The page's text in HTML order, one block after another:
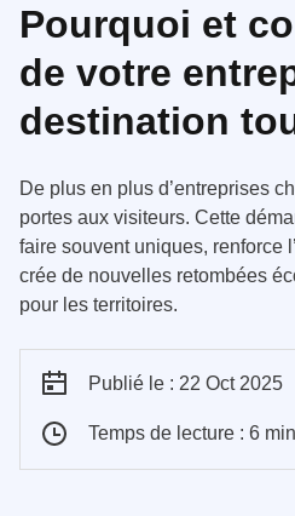
Pourquoi et
de votre
destination
De plus en plus d’entreprises
portes aux visiteurs. Cette
faire souvent uniques, renforce
crée de nouvelles retombées
pour les territoires.
Publié le : 22 Oct 2025
Temps de lecture : 6 min